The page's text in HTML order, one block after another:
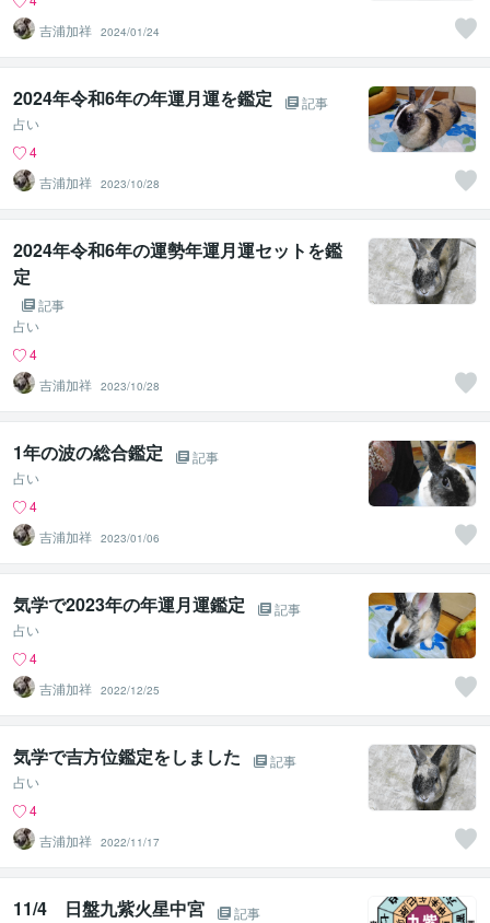
吉浦加祥 2024/01/24
2024年令和6年の年運月運を鑑定
記事
占い
4
吉浦加祥 2023/10/28
2024年令和6年の運勢年運月運セットを鑑
定
記事
占い
4
吉浦加祥 2023/10/28
1年の波の総合鑑定
記事
占い
4
吉浦加祥 2023/01/06
気学で2023年の年運月運鑑定
記事
占い
4
吉浦加祥 2022/12/25
気学で吉方位鑑定をしました
記事
占い
4
吉浦加祥 2022/11/17
11/4 日盤九紫火星中宮 記事